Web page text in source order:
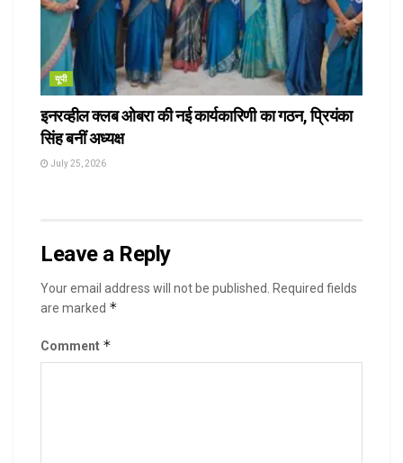
यूपी
इनरव्हील क्लब ओबरा की नई कार्यकारिणी का गठन, प्रियंका
सिंह बनीं अध्यक्ष
July 25, 2026
Leave a Reply
Your email address will not be published.
Required fields
are marked *
Comment *